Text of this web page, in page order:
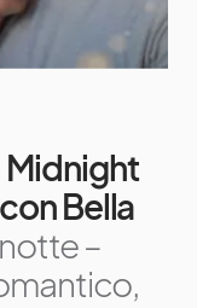
Midnight
Bella
–